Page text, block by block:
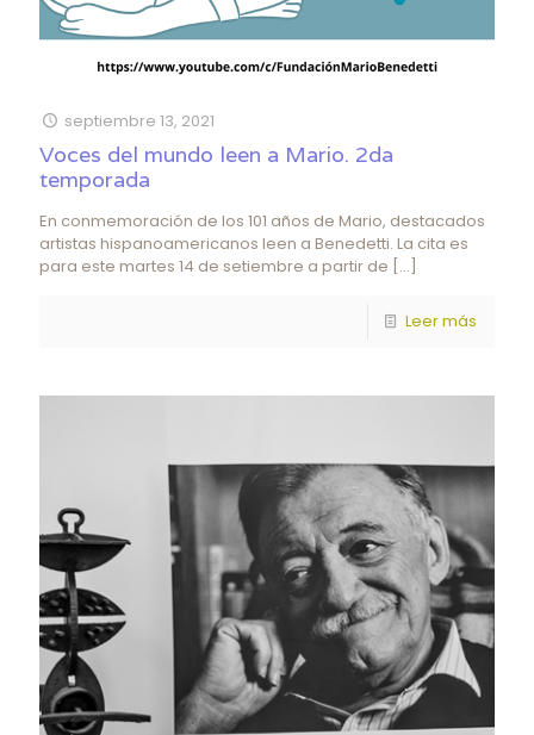
septiembre 13, 2021
Voces del mundo leen a Mario. 2da
temporada
En conmemoración de los 101 años de Mario, destacados
artistas hispanoamericanos leen a Benedetti. La cita es
para este martes 14 de setiembre a partir de […]
Leer más